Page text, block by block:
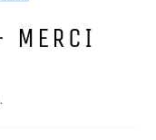
MERCI